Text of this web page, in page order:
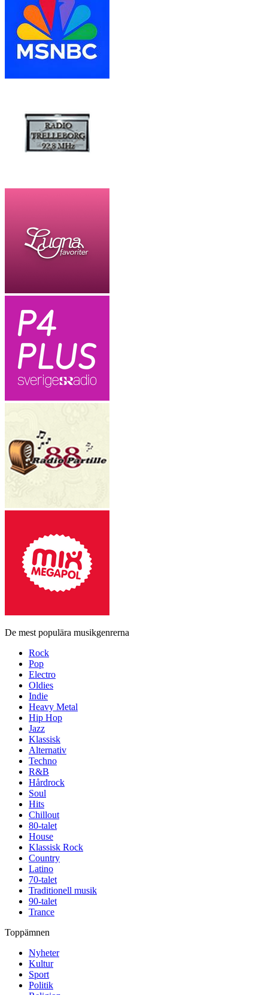
De mest populära musikgenrerna
Rock
Pop
Electro
Oldies
Indie
Heavy Metal
Hip Hop
Jazz
Klassisk
Alternativ
Techno
R&B
Hårdrock
Soul
Hits
Chillout
80-talet
House
Klassisk Rock
Country
Latino
70-talet
Traditionell musik
90-talet
Trance
Toppämnen
Nyheter
Kultur
Sport
Politik